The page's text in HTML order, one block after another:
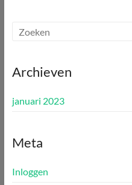
Archieven
januari 2023
Meta
Inloggen